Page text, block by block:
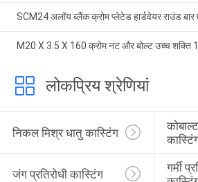
SCM24 अलॉय ब्लैंक क्रोम प्लेटेड हार्डवेयर राउंड बार
M20 X 3.5 X 160 क्रोम नट और बोल्ट उच्च शक्ति
लोकप्रिय श्रेणियां
निकल मिश्र धातु कास्टिंग
जंग प्रतिरोधी कास्टिंग
गर्मी